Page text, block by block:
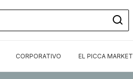
CORPORATIVO EL PICCA MARKET